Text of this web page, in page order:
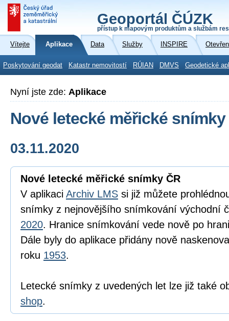
Geoportál ČÚZK
přístup k mapovým produktům a službám
Vítejte Aplikace Data Služby INSPIRE
Poskytování geodat Katastr nemovitostí RÚIAN DMVS Geodetické
Nyní jste zde: Aplikace
Nové letecké měřické snímky
03.11.2020
Nové letecké měřické snímky ČR
V aplikaci Archiv LMS si již můžete
snímky z nejnovějšího snímkování východní
2020. Hranice snímkování vede nově po
Dále byly do aplikace přidány nově
roku 1953.
Letecké snímky z uvedených let lze již také
shop.